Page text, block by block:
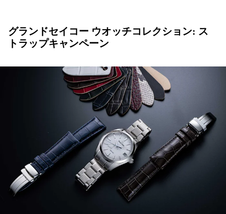
グランドセイコー ウオッチコレクション: ス
トラップキャンペーン